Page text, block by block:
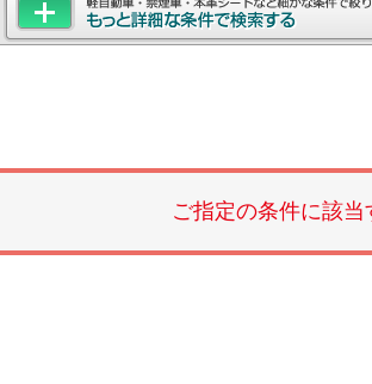
ご指定の条件に該当